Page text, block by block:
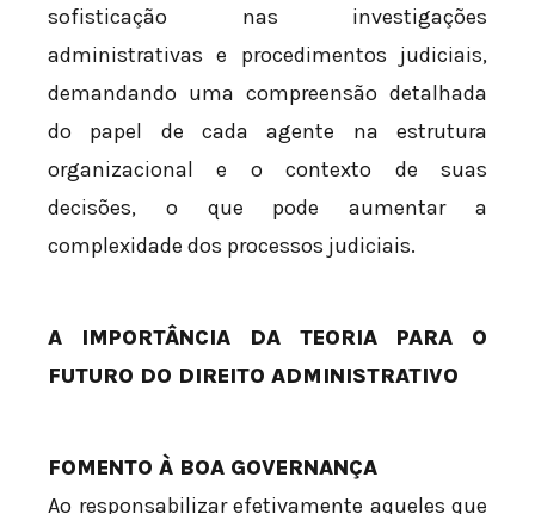
sofisticação nas investigações
administrativas e procedimentos judiciais,
demandando uma compreensão detalhada
do papel de cada agente na estrutura
organizacional e o contexto de suas
decisões, o que pode aumentar a
complexidade dos processos judiciais.
A IMPORTÂNCIA DA TEORIA PARA O
FUTURO DO DIREITO ADMINISTRATIVO
FOMENTO À BOA GOVERNANÇA
Ao responsabilizar efetivamente aqueles que